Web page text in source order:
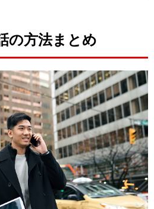
の方法まとめ